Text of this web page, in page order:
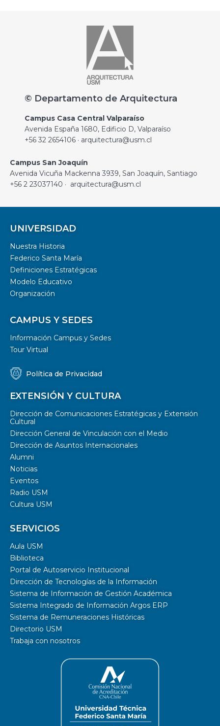
© Departamento de Arquitectura
Campus Casa Central Valparaíso
Avenida España 1680, Edificio D, Valparaíso
+56 32 2654106 · arquitectura@usm.cl
Campus San Joaquín
Avenida Vicuña Mackenna 3939, San Joaquín, Santiago
+56 2 23037140 · arquitectura@usm.cl
UNIVERSIDAD
Nuestra Historia
Federico Santa María
Definiciones Estratégicas
Modelo Educativo
Organización
CAMPUS Y SEDES
Información Campus y Sedes
Tour Virtual
Política de Privacidad
EXTENSIÓN Y CULTURA
Dirección de Comunicaciones Estratégicas y Extensión
Cultural
Dirección General de Vinculación con el Medio
Dirección de Asuntos Internacionales
Alumni
Noticias
Eventos
Radio USM
Cultura USM
SERVICIOS
Aula USM
Biblioteca
Portal de Autoservicio Institucional
Dirección de Tecnologías de la Información
Sistema de Información de Gestión Académica
Sistema Integrado de Información Argos ERP
Sistema de Remuneraciones Históricas
Directorio USM
Trabaja con nosotros